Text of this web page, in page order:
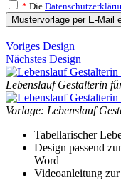
* Die
Mustervorlage per E-Mail
Voriges Design
Nächstes Design
Lebenslauf Gestalterin
Vorlage: Lebenslauf
Tabellarischer
Design passend
Word
Videoanleitung